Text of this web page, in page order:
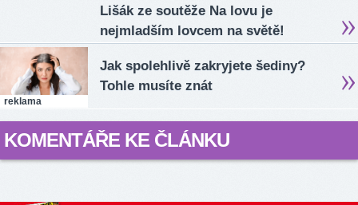
Lišák ze soutěže Na lovu je
nejmladším lovcem na světě!
reklama
Jak spolehlivě zakryjete šediny?
Tohle musíte znát
KOMENTÁŘE KE ČLÁNKU